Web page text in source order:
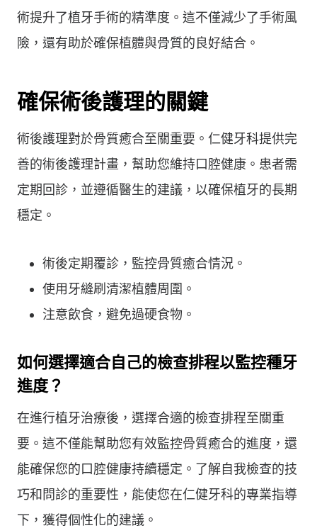
術提升了植牙手術的精準度。這不僅減少了手術風
險，還有助於確保植體與骨質的良好結合。
確保術後護理的關鍵
術後護理對於骨質癒合至關重要。仁健牙科提供完
善的術後護理計畫，幫助您維持口腔健康。患者需
定期回診，並遵循醫生的建議，以確保植牙的長期
穩定。
術後定期覆診，監控骨質癒合情況。
使用牙縫刷清潔植體周圍。
注意飲食，避免過硬食物。
如何選擇適合自己的檢查排程以監控種牙
進度？
在進行植牙治療後，選擇合適的檢查排程至關重
要。這不僅能幫助您有效監控骨質癒合的進度，還
能確保您的口腔健康持續穩定。了解自我檢查的技
巧和問診的重要性，能使您在仁健牙科的專業指導
下，獲得個性化的建議。